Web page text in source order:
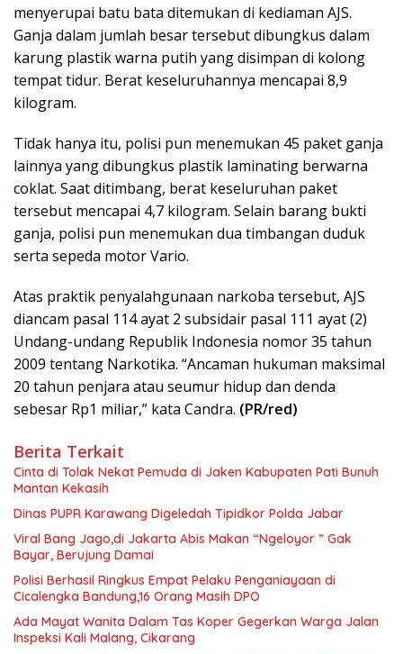
menyerupai batu bata ditemukan di kediaman AJS.
Ganja dalam jumlah besar tersebut dibungkus dalam
karung plastik warna putih yang disimpan di kolong
tempat tidur. Berat keseluruhannya mencapai 8,9
kilogram.
Tidak hanya itu, polisi pun menemukan 45 paket ganja
lainnya yang dibungkus plastik laminating berwarna
coklat. Saat ditimbang, berat keseluruhan paket
tersebut mencapai 4,7 kilogram. Selain barang bukti
ganja, polisi pun menemukan dua timbangan duduk
serta sepeda motor Vario.
Atas praktik penyalahgunaan narkoba tersebut, AJS
diancam pasal 114 ayat 2 subsidair pasal 111 ayat (2)
Undang-undang Republik Indonesia nomor 35 tahun
2009 tentang Narkotika. “Ancaman hukuman maksimal
20 tahun penjara atau seumur hidup dan denda
sebesar Rp1 miliar,” kata Candra. (PR/red)
Berita Terkait
Cinta di Tolak Nekat Pemuda di Jaken Kabupaten Pati Bunuh
Mantan Kekasih
Dinas PUPR Karawang Digeledah Tipidkor Polda Jabar
Viral Bang Jago,di Jakarta Abis Makan “Ngeloyor ” Gak
Bayar, Berujung Damai
Polisi Berhasil Ringkus Empat Pelaku Penganiayaan di
Cicalengka Bandung,16 Orang Masih DPO
Ada Mayat Wanita Dalam Tas Koper Gegerkan Warga Jalan
Inspeksi Kali Malang, Cikarang